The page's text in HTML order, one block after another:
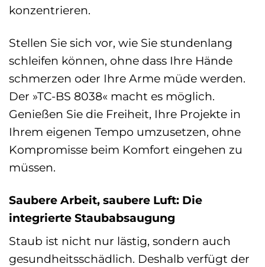
konzentrieren.
Stellen Sie sich vor, wie Sie stundenlang
schleifen können, ohne dass Ihre Hände
schmerzen oder Ihre Arme müde werden.
Der »TC-BS 8038« macht es möglich.
Genießen Sie die Freiheit, Ihre Projekte in
Ihrem eigenen Tempo umzusetzen, ohne
Kompromisse beim Komfort eingehen zu
müssen.
Saubere Arbeit, saubere Luft: Die
integrierte Staubabsaugung
Staub ist nicht nur lästig, sondern auch
gesundheitsschädlich. Deshalb verfügt der